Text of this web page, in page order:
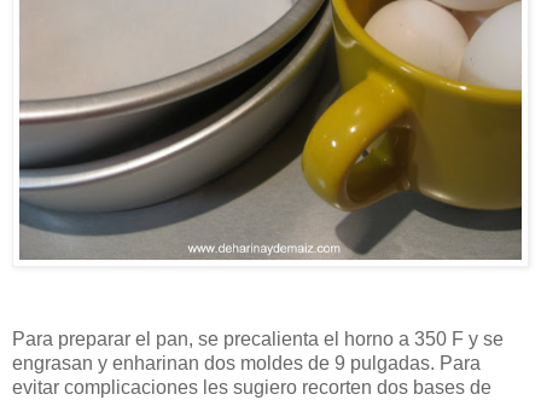
Para preparar el pan, se precalienta el horno a 350 F y se
engrasan y enharinan dos moldes de 9 pulgadas. Para
evitar complicaciones les sugiero recorten dos bases de